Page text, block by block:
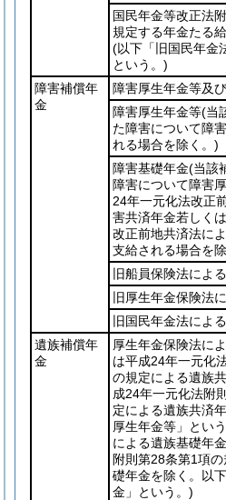
国民年金等改正法
規定する年金たる
(以下「旧国民年金
という。)
障害補償年
金
障害厚生年金等及
障害厚生年金等(当
た障害について障
れる場合を除く。)
障害基礎年金(当該
障害について障害
24年一元化法改正
害共済年金若しく
改正前地共済法に
支給される場合を
旧船員保険法によ
旧厚生年金保険法
旧国民年金法によ
遺族補償年
金
厚生年金保険法に
は平成24年一元化
の規定による遺族
成24年一元化法附
定による遺族共済
厚生年金等」とい
による遺族基礎年金
附則第28条第1項
礎年金を除く。以
金」という。)